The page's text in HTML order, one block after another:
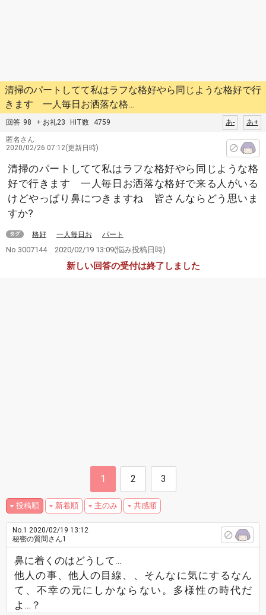
清掃のパートしてて私はラフな格好やら同じような格好で行
きます 一人毎日お洒落な格…
回答 98 + お礼23 HIT数 4759 あ+
あ-
匿名さん
2020/02/26 07:12(更新日時)
清掃のパートしてて私はラフな格好やら同じような格
好で行きます 一人毎日お洒落な格好で来る人がいる
けどやっぱり鼻につきますね 皆さんならどう思いま
すか?
タグ 格好 一人毎日お パート
No.3007144 2020/02/19 13:09(悩み投稿日時)
新しい回答の受付は終了しました
1 2 3
投稿順 新着順 主のみ 共感順
No.1 2020/02/19 13:12
秘密の質問さん1
鼻に着くのはどうして…
他人の事、他人の目線、、そんなに気にするなん
て、不幸の元にしかならない。多様性の時代だ
よ…？